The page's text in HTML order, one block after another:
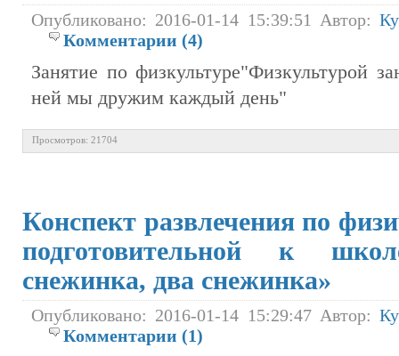
Опубликовано: 2016-01-14 15:39:51 Автор:
Комментарии (4)
Занятие по физкультуре"Физкультурой
ней мы дружим каждый день"
Просмотров: 21704
Конспект развлечения по
подготовительной к
снежинка, два снежинка»
Опубликовано: 2016-01-14 15:29:47 Автор:
Комментарии (1)